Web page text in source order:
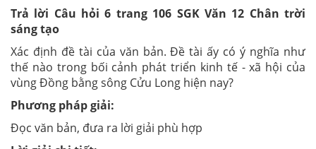
Trả lời Câu hỏi 6 trang 106 SGK Văn 12 Chân trời
sáng tạo
Xác định đề tài của văn bản. Đề tài ấy có ý nghĩa như
thế nào trong bối cảnh phát triển kinh tế - xã hội của
vùng Đồng bằng sông Cửu Long hiện nay?
Phương pháp giải:
Đọc văn bản, đưa ra lời giải phù hợp